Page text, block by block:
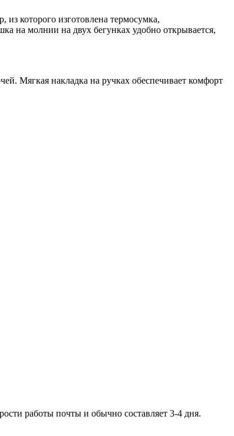
которого изготовлена термосумка,
на молнии на двух бегунках удобно открывается,
Мягкая накладка на ручках обеспечивает комфорт
работы почты и обычно составляет 3-4 дня.